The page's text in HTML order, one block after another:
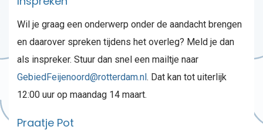
Wil je graag een onderwerp onder de aandacht brengen
en daarover spreken tijdens het overleg? Meld je dan
als inspreker. Stuur dan snel een mailtje naar
GebiedFeijenoord@rotterdam.nl. Dat kan tot uiterlijk
12:00 uur op maandag 14 maart.
Praatje Pot